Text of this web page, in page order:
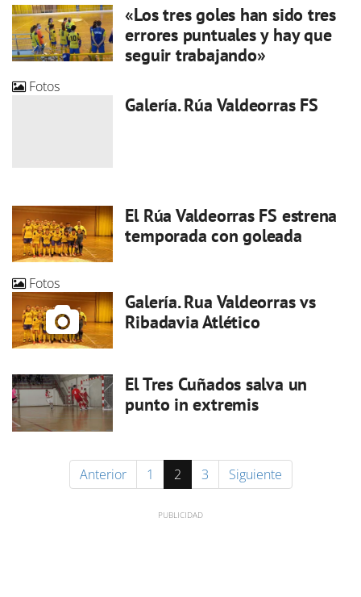
«Los tres goles han sido tres
errores puntuales y hay que
seguir trabajando»
Fotos
Galería. Rúa Valdeorras FS
El Rúa Valdeorras FS estrena
temporada con goleada
Fotos
Galería. Rua Valdeorras vs
Ribadavia Atlético
El Tres Cuñados salva un
punto in extremis
Anterior 1 2 3 Siguiente